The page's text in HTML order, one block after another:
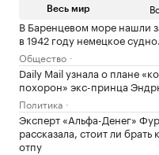
Весь мир
В Баренцевом море нашли
в 1942 году немецкое
Общество
Daily Mail узнала о плане
похорон» экс-принца
Политика
Эксперт «Альфа-Денег»
рассказала, стоит ли брать
отпу